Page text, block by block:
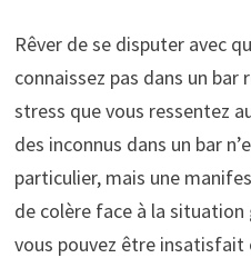
Rêver de se disputer avec
connaissez pas dans un
stress que vous ressentez
des inconnus dans un bar
particulier, mais une
de colère face à la situation
vous pouvez être